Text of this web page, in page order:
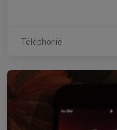
Téléphonie